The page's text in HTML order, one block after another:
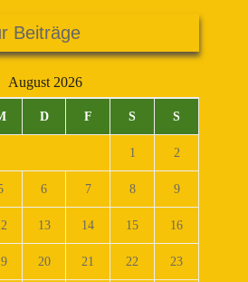
Beiträge
August 2026
D F S S
1 2
6 7 8 9
13 14 15 16
20 21 22 23